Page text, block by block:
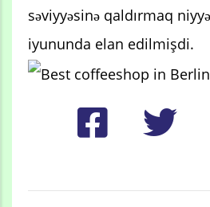
səviyyəsinə qaldırmaq
iyununda elan edilmişdi.